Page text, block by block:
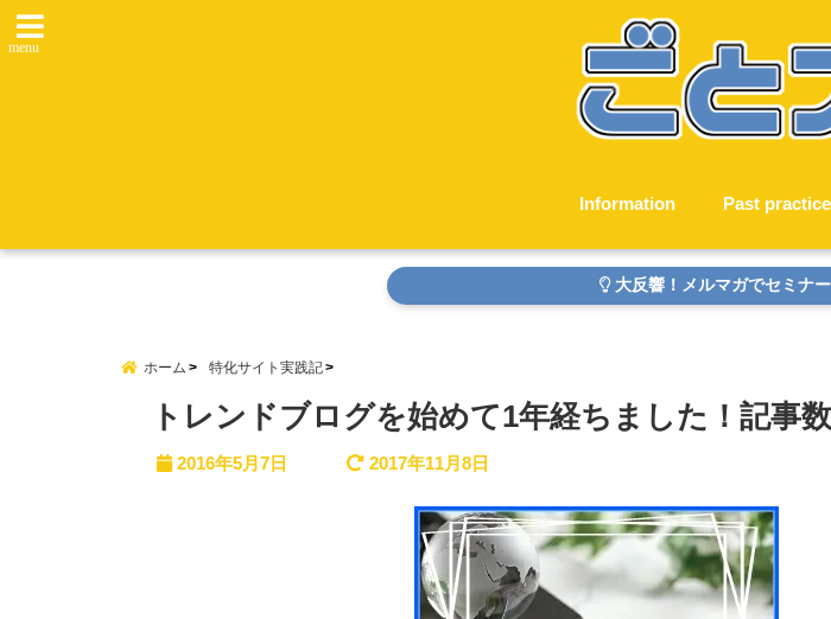
menu
Information Past practice
大反響！メルマガでセミナ
ホーム 特化サイト実践記
トレンドブログを始めて1年経ちました！記事
2016年5月7日 2017年11月8日